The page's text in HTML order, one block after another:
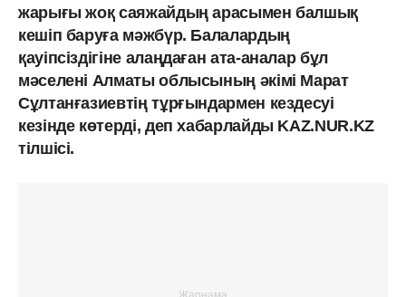
жарығы жоқ саяжайдың арасымен балшық
кешіп баруға мәжбүр. Балалардың
қауіпсіздігіне алаңдаған ата-аналар бұл
мәселені Алматы облысының әкімі Марат
Сұлтанғазиевтің тұрғындармен кездесуі
кезінде көтерді, деп хабарлайды KAZ.NUR.KZ
тілшісі.